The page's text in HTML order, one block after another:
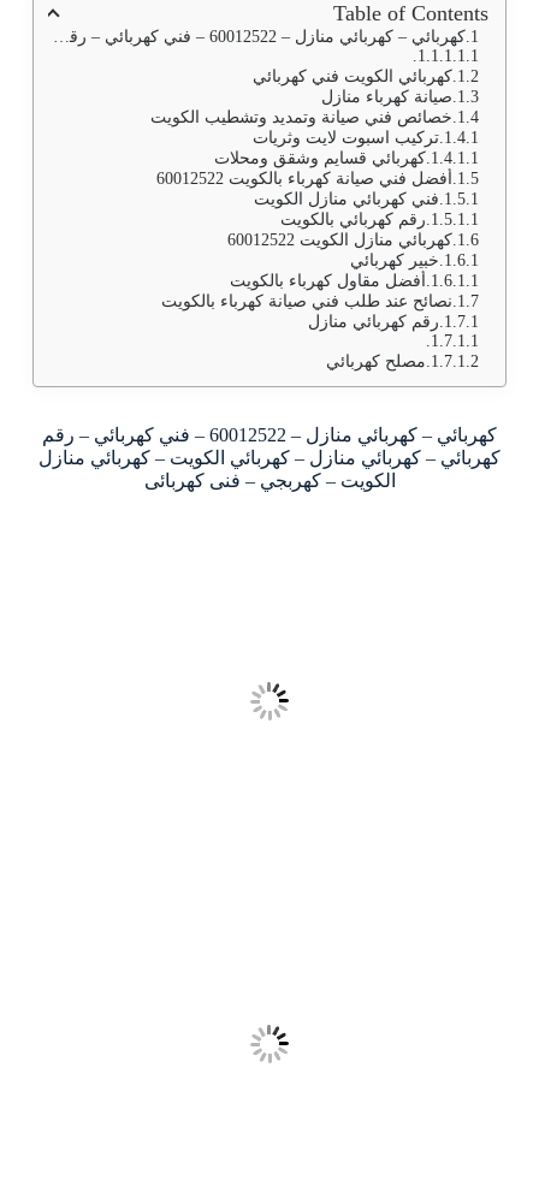
Table of Contents
كهربائي – كهربائي منازل – 60012522 – فني كهربائي – رقم كهربائي – كهربائي منازل – كهربائي الكويت – كهربائي منازل الكويت – كهربجي – فنى كهربائى
كهربائي الكويت فني كهربائي
صيانة كهرباء منازل
خصائص فني صيانة وتمديد وتشطيب الكويت
تركيب اسبوت لايت وثريات
كهربائي قسايم وشقق ومحلات
أفضل فني صيانة كهرباء بالكويت 60012522
فني كهربائي منازل الكويت
رقم كهربائي بالكويت
كهربائي منازل الكويت 60012522
خبير كهربائي
أفضل مقاول كهرباء بالكويت
نصائح عند طلب فني صيانة كهرباء بالكويت
رقم كهربائي منازل
مصلح كهربائي
كهربائي – كهربائي منازل – 60012522 – فني كهربائي – رقم
كهربائي – كهربائي منازل – كهربائي الكويت – كهربائي منازل
الكويت – كهربجي – فنى كهربائى